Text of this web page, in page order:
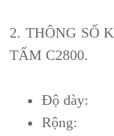
2. THÔNG SỐ
TẤM C2800.
Độ dày:
Rộng: